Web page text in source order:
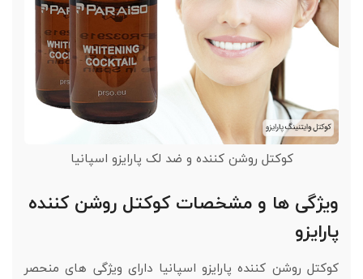
کوکتل روشن کننده و ضد لک پارایزو اسپانیا
ویژگی ها و مشخصات کوکتل روشن کننده
پارایزو
کوکتل روشن کننده پارایزو اسپانیا دارای ویژگی های منحصر